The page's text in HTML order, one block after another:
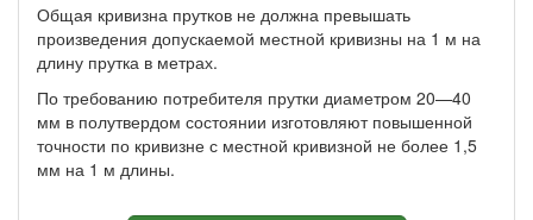
Общая кривизна прутков не должна превышать
произведения допускаемой местной кривизны на 1 м на
длину прутка в метрах.
По требованию потребителя прутки диаметром 20—40
мм в полутвердом состоянии изготовляют повышенной
точности по кри­визне с местной кривизной не более 1,5
мм на 1 м длины.